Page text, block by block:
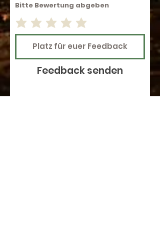
Bitte Bewertung abgeben
Feedback senden